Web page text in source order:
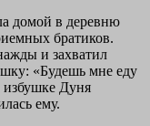
домой в деревню
братиков.
и захватил
«Будешь мне еду
избушке Дуня
ему.